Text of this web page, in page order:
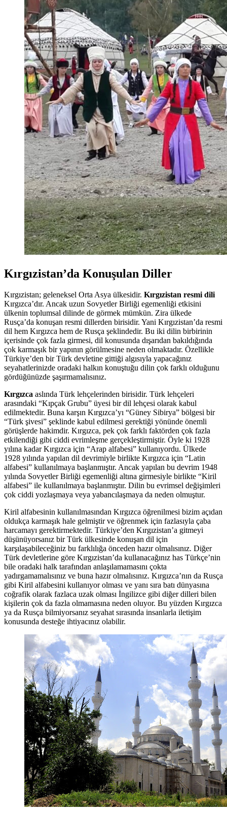
Kırgızistan’da Konuşulan Diller
Kırgızistan; geleneksel Orta Asya ülkesidir. Kırgızistan resmi dili
Kırgızca’dır. Ancak uzun Sovyetler Birliği egemenliği etkisini
ülkenin toplumsal dilinde de görmek mümkün. Zira ülkede
Rusça’da konuşan resmi dillerden birisidir. Yani Kırgızistan’da resmi
dil hem Kırgızca hem de Rusça şeklindedir. Bu iki dilin birbirinin
içerisinde çok fazla girmesi, dil konusunda dışarıdan bakıldığında
çok karmaşık bir yapının görülmesine neden olmaktadır. Özellikle
Türkiye’den bir Türk devletine gittiği algısıyla yapacağınız
seyahatlerinizde oradaki halkın konuştuğu dilin çok farklı olduğunu
gördüğünüzde şaşırmamalısınız.
Kırgızca aslında Türk lehçelerinden birisidir. Türk lehçeleri
arasındaki “Kıpçak Grubu” üyesi bir dil lehçesi olarak kabul
edilmektedir. Buna karşın Kırgızca’yı “Güney Sibirya” bölgesi bir
“Türk şivesi” şeklinde kabul edilmesi gerektiği yönünde önemli
görüşlerde hakimdir. Kırgızca, pek çok farklı faktörden çok fazla
etkilendiği gibi ciddi evrimleşme gerçekleştirmiştir. Öyle ki 1928
yılına kadar Kırgızca için “Arap alfabesi” kullanıyordu. Ülkede
1928 yılında yapılan dil devrimiyle birlikte Kırgızca için “Latin
alfabesi” kullanılmaya başlanmıştır. Ancak yapılan bu devrim 1948
yılında Sovyetler Birliği egemenliği altına girmesiyle birlikte “Kiril
alfabesi” ile kullanılmaya başlanmıştır. Dilin bu evrimsel değişimleri
çok ciddi yozlaşmaya veya yabancılaşmaya da neden olmuştur.
Kiril alfabesinin kullanılmasından Kırgızca öğrenilmesi bizim açıdan
oldukça karmaşık hale gelmiştir ve öğrenmek için fazlasıyla çaba
harcamayı gerektirmektedir. Türkiye’den Kırgızistan’a gitmeyi
düşünüyorsanız bir Türk ülkesinde konuşan dil için
karşılaşabileceğiniz bu farklılığa önceden hazır olmalısınız. Diğer
Türk devletlerine göre Kırgızistan’da kullanacağınız has Türkçe’nin
bile oradaki halk tarafından anlaşılamamasını çokta
yadırgamamalısınız ve buna hazır olmalısınız. Kırgızca’nın da Rusça
gibi Kiril alfabesini kullanıyor olması ve yanı sıra batı dünyasına
coğrafik olarak fazlaca uzak olması İngilizce gibi diğer dilleri bilen
kişilerin çok da fazla olmamasına neden oluyor. Bu yüzden Kırgızca
ya da Rusça bilmiyorsanız seyahat sırasında insanlarla iletişim
konusunda desteğe ihtiyacınız olabilir.